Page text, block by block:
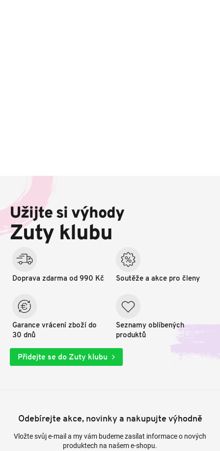
a
í
Užijte si výhody
Zuty klubu
Doprava zdarma od 990 Kč
Garance vrácení zboží do
30 dnů
Soutěže a akce pro členy
Seznamy oblíbených
produktů
Přidejte se do Zuty klubu
Odebírejte akce, novinky a nakupujte výhodně
Vložte svůj e-mail a my vám budeme zasílat informace o nových
produktech na našem e-shopu.